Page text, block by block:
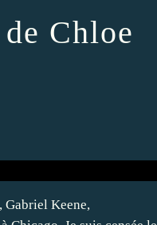
Chloe
Gabriel Keene,